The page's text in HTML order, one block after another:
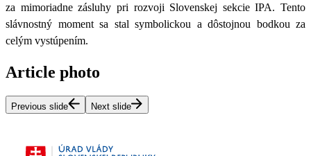
za mimoriadne zásluhy pri rozvoji Slovenskej sekcie IPA. Tento
slávnostný moment sa stal symbolickou a dôstojnou bodkou za
celým vystúpením.
Article photo
Previous slide Next slide